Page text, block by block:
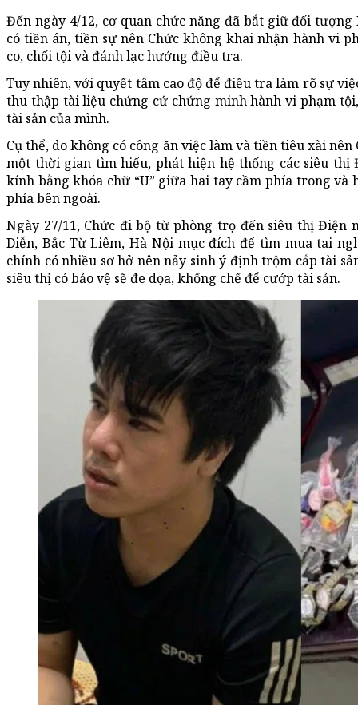
Đến ngày 4/12, cơ quan chức năng đã bắt giữ đối
có tiền án, tiền sự nên Chức không khai nhận hành vi
co, chối tội và đánh lạc hướng điều tra.
Tuy nhiên, với quyết tâm cao độ để điều tra làm rõ sự
thu thập tài liệu chứng cứ chứng minh hành vi phạm
tài sản của mình.
Cụ thể, do không có công ăn việc làm và tiền tiêu xài
một thời gian tìm hiểu, phát hiện hệ thống các siêu thị
kính bằng khóa chữ “U” giữa hai tay cầm phía trong và
phía bên ngoài.
Ngày 27/11, Chức đi bộ từ phòng trọ đến siêu thị Điện
Diễn, Bắc Từ Liêm, Hà Nội mục đích để tìm mua tai
chính có nhiều sơ hở nên nảy sinh ý định trộm cắp tài
siêu thị có bảo vệ sẽ đe dọa, khống chế để cướp tài sản.